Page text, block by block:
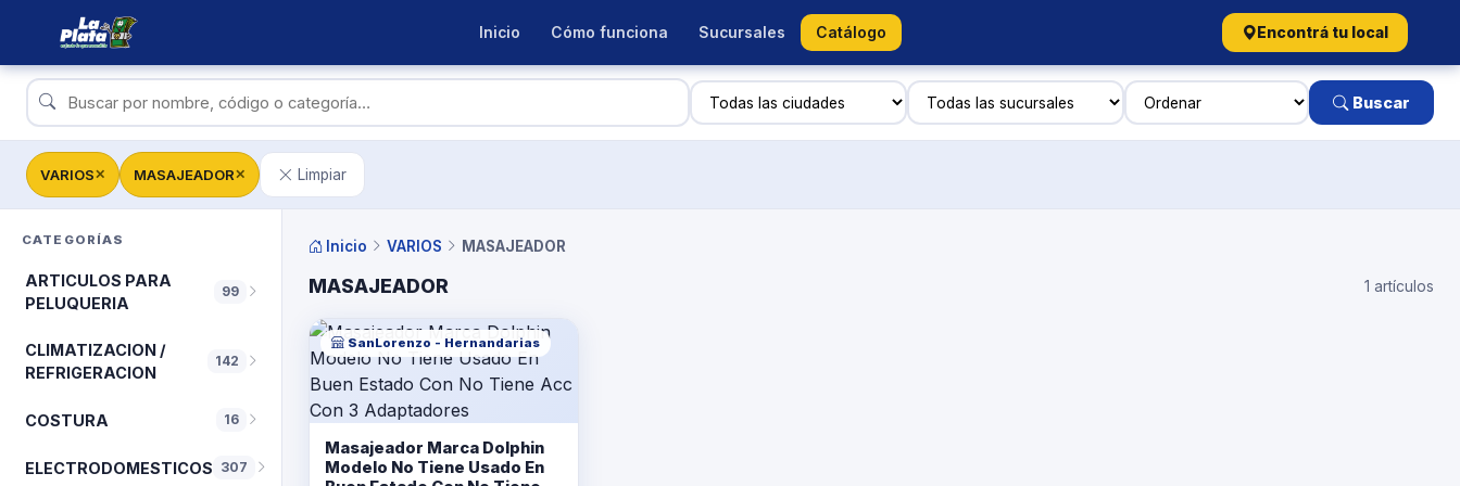
Inicio Cómo funciona Sucursales Catálogo Encontrá tu local
Buscar
VARIOS✕ MASAJEADOR✕ Limpiar
CATEGORÍAS
ARTICULOS PARA
PELUQUERIA
99
CLIMATIZACION /
REFRIGERACION
142
COSTURA 16
ELECTRODOMESTICOS 307
Inicio VARIOS MASAJEADOR
MASAJEADOR 1 artículos
SanLorenzo - Hernandarias
Masajeador Marca Dolphin
Modelo No Tiene Usado En